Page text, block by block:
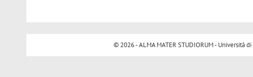
© 2026 - ALMA MATER STUDIORUM - Università